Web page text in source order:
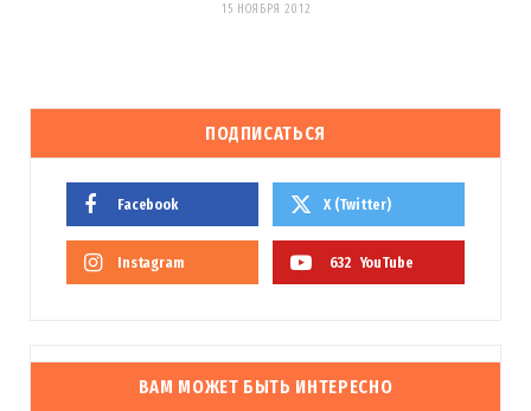
15 НОЯБРЯ 2012
ПОДПИСАТЬСЯ
Facebook X (Twitter)
Instagram 632 YouTube
ВАМ МОЖЕТ БЫТЬ ИНТЕРЕСНО